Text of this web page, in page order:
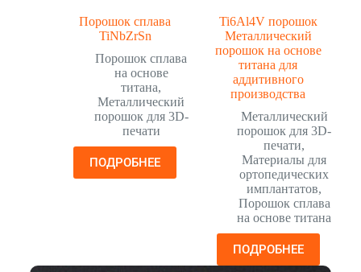
Порошок сплава
TiNbZrSn
Порошок сплава
на основе
титана,
Металлический
порошок для 3D-
печати
ПОДРОБНЕЕ
Ti6Al4V порошок
Металлический
порошок на основе
титана для
аддитивного
производства
Металлический
порошок для 3D-
печати,
Материалы для
ортопедических
имплантатов,
Порошок сплава
на основе титана
ПОДРОБНЕЕ